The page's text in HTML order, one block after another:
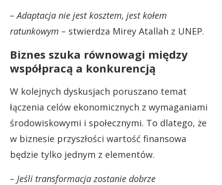
– Adaptacja nie jest kosztem, jest kołem
ratunkowym – stwierdza Mirey Atallah z UNEP.
Biznes szuka równowagi między
współpracą a konkurencją
W kolejnych dyskusjach poruszano temat
łączenia celów ekonomicznych z wymaganiami
środowiskowymi i społecznymi. To dlatego, że
w biznesie przyszłości wartość finansowa
będzie tylko jednym z elementów.
– Jeśli transformacja zostanie dobrze